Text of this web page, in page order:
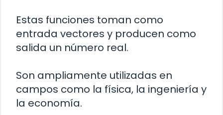
Estas funciones toman como
entrada vectores y producen como
salida un número real.
Son ampliamente utilizadas en
campos como la física, la ingeniería y
la economía.